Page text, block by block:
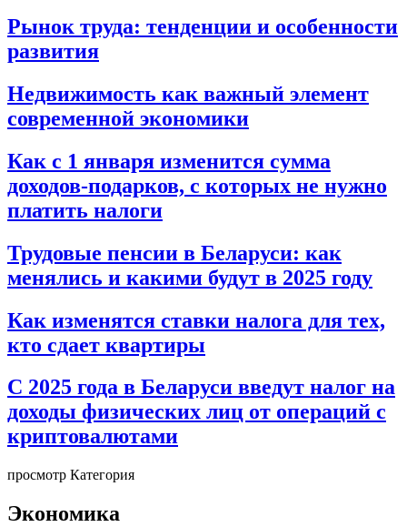
Рынок труда: тенденции и особенности
развития
Недвижимость как важный элемент
современной экономики
Как с 1 января изменится сумма
доходов-подарков, с которых не нужно
платить налоги
Трудовые пенсии в Беларуси: как
менялись и какими будут в 2025 году
Как изменятся ставки налога для тех,
кто сдает квартиры
С 2025 года в Беларуси введут налог на
доходы физических лиц от операций с
криптовалютами
просмотр Категория
Экономика